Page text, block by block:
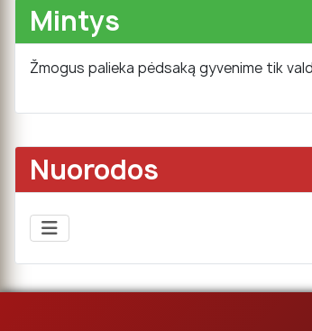
Mintys
Žmogus palieka pėdsaką gyvenime tik
Nuorodos